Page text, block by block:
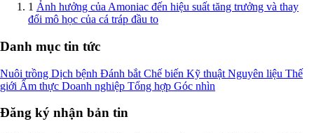
1 Ảnh hưởng của Amoniac đến hiệu suất tăng trưởng và thay
đổi mô học của cá tráp đầu to
Danh mục tin tức
Nuôi trồng Dịch bệnh Đánh bắt Chế biến Kỹ thuật Nguyên liệu Thế
giới Ẩm thực Doanh nghiệp Tổng hợp Góc nhìn
Đăng ký nhận bản tin